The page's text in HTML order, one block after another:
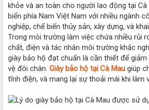
e
r
khỏe và an toàn cho người lao động tại
biển phía Nam Việt Nam với nhiều ngành
nghiệp, chế biến thủy sản, xây dựng, và
Trong môi trường làm việc chứa nhiều rủi
chất, điện và tác nhân môi trường khắc
giày bảo hộ đạt chuẩn là cần thiết để
vệ đôi chân. Giày bảo hộ tại Cà Mau giúp
tĩnh điện, và mang lại sự thoải mái khi làm